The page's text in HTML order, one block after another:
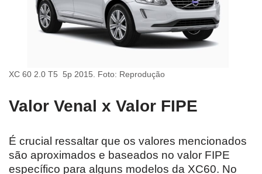
XC 60 2.0 T5 5p 2015. Foto: Reprodução
Valor Venal x Valor FIPE
É crucial ressaltar que os valores mencionados
são aproximados e baseados no valor FIPE
específico para alguns modelos da XC60. No